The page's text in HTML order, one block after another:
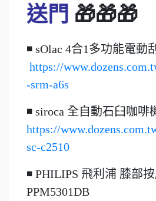
送門 🎁🎁🎁
◾ sOlac 4合1多功能電動
https://
-srm-a6s
◾ siroca 全自動石臼咖啡
https://
sc-c2510
◾ PHILIPS 飛利浦 膝部
PPM5301DB